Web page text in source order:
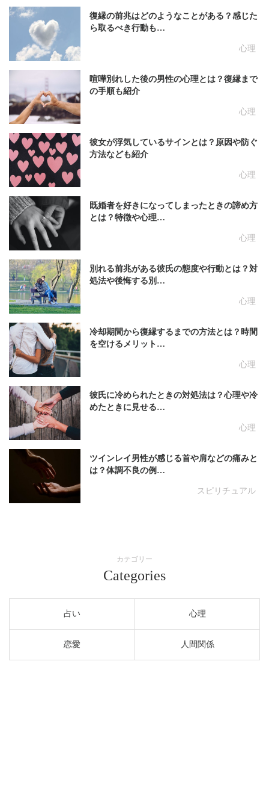
心理
復縁の前兆はどのようなことがある？感じた
ら取るべき行動も…
心理
喧嘩別れした後の男性の心理とは？復縁まで
の手順も紹介
心理
彼女が浮気しているサインとは？原因や防ぐ
方法なども紹介
心理
既婚者を好きになってしまったときの諦め方
とは？特徴や心理…
心理
別れる前兆がある彼氏の態度や行動とは？対
処法や後悔する別…
心理
冷却期間から復縁するまでの方法とは？時間
を空けるメリット…
心理
彼氏に冷められたときの対処法は？心理や冷
めたときに見せる…
スピリチュアル
ツインレイ男性が感じる首や肩などの痛みと
は？体調不良の例…
カテゴリー
Categories
占い 心理
恋愛 人間関係